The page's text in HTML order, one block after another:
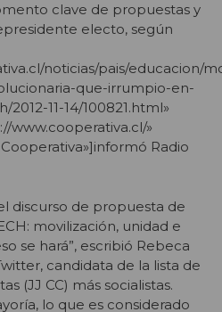
clave de propuestas y
electo, según
noticias/pais/educacion/
que-irrumpio-en-
11-14/100821.html»
www.cooperativa.cl/»
Radio
discurso de propuesta de
movilización, unidad e
se hará”, escribió Rebeca
candidata de la lista de
(JJ CC) más socialistas.
lo que es considerado